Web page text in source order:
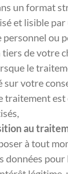
un format
et lisible par
ou
de votre
le
sur votre
traitement
au
à tout
données